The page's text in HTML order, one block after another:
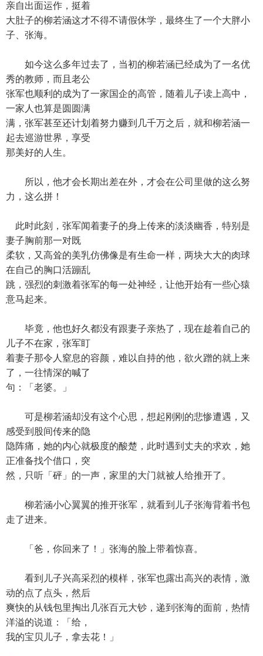
亲自出面运作，挺着
大肚子的柳若涵这才不得不请假休学，最终生了一个大胖小
子、张海。
如今这么多年过去了，当初的柳若涵已经成为了一名优
秀的教师，而且老公
张军也顺利的成为了一家国企的高管，随着儿子读上高中，
一家人也算是圆圆满
满，张军甚至还计划着努力赚到几千万之后，就和柳若涵一
起去巡游世界，享受
那美好的人生。
所以，他才会长期出差在外，才会在公司里做的这么努
力，这么拼！
此时此刻，张军闻着妻子的身上传来的淡淡幽香，特别是
妻子胸前那一对既
柔软，又高耸的美乳仿佛像是有生命一样，两块大大的肉球
在自己的胸口活蹦乱
跳，强烈的刺激着张军的每一处神经，让他开始有一些心猿
意马起来。
毕竟，他也好久都没有跟妻子亲热了，现在趁着自己的
儿子不在家，张军盯
着妻子那令人窒息的容颜，难以自持的他，欲火蹭的就上来
了，一往情深的喊了
句：「老婆。」
可是柳若涵却没有这个心思，想起刚刚的悲惨遭遇，又
感受到股间传来的隐
隐阵痛，她的内心就极度的酸楚，此时遇到丈夫的求欢，她
正准备找个借口，突
然，只听「砰」的一声，家里的大门就被人给推开了。
柳若涵小心翼翼的推开张军，就看到儿子张海背着书包
走了进来。
「爸，你回来了！」张海的脸上带着惊喜。
看到儿子兴高采烈的模样，张军也露出高兴的表情，激
动的点了点头，然后
爽快的从钱包里掏出几张百元大钞，递到张海的面前，热情
洋溢的说道：「给，
我的宝贝儿子，拿去花！」